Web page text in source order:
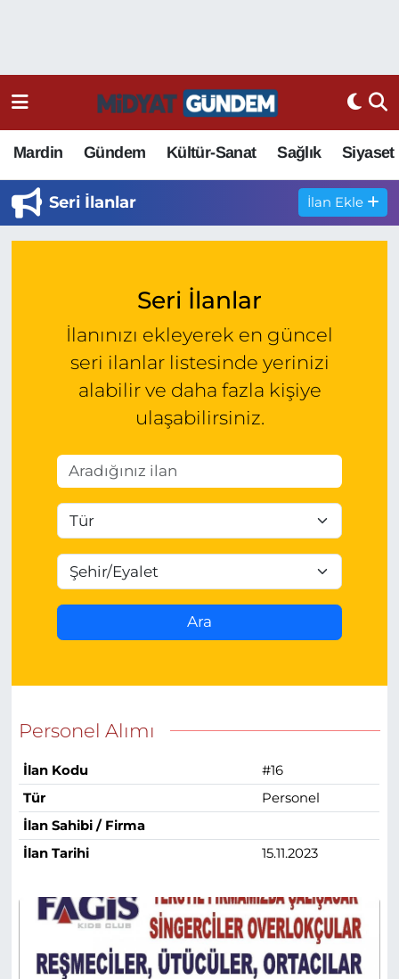
Mardin Gündem Kültür-Sanat Sağlık Siyaset
Seri İlanlar İlan Ekle
Seri İlanlar
İlanınızı ekleyerek en güncel
seri ilanlar listesinde yerinizi
alabilir ve daha fazla kişiye
ulaşabilirsiniz.
Ara
Personel Alımı
İlan Kodu
#16
Tür
Personel
İlan Sahibi / Firma
İlan Tarihi
15.11.2023